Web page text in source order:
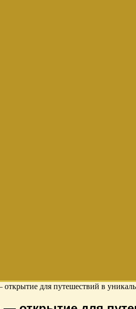
для путешествий в